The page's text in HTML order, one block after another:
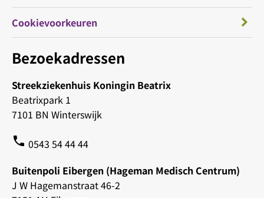
Bezoekadressen
Streekziekenhuis Koningin Beatrix
Beatrixpark 1
7101 BN Winterswijk
phone 0543 54 44 44
Buitenpoli Eibergen (Hageman Medisch Centrum)
J W Hagemanstraat 46-2
Cookievoorkeuren